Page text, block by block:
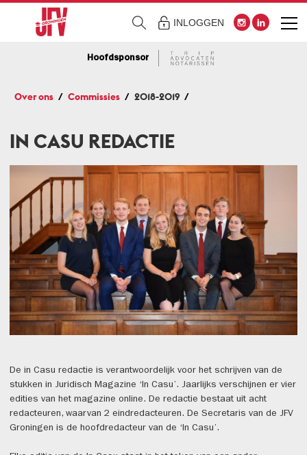
INLOGGEN
Hoofdsponsor
Over ons Commissies 2018-2019
IN CASU REDACTIE
De in Casu redactie is verantwoordelijk voor het schrijven van de
stukken in Juridisch Magazine ‘In Casu’. Jaarlijks verschijnen er vier
edities van het magazine online. De redactie bestaat uit acht
redacteuren, waarvan 2 eindredacteuren. De Secretaris van de JFV
Groningen is de hoofdredacteur van de ‘In Casu’.